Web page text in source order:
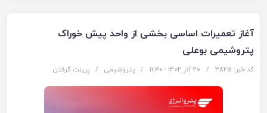
آغاز تعمیرات اساسی بخشی از واحد پیش خوراک
پتروشیمی بوعلی
کد خبر: 3825 / 20 آذر 1402 - ۱۱:۴۰ / پتروشیمی / پرینت گرفتن